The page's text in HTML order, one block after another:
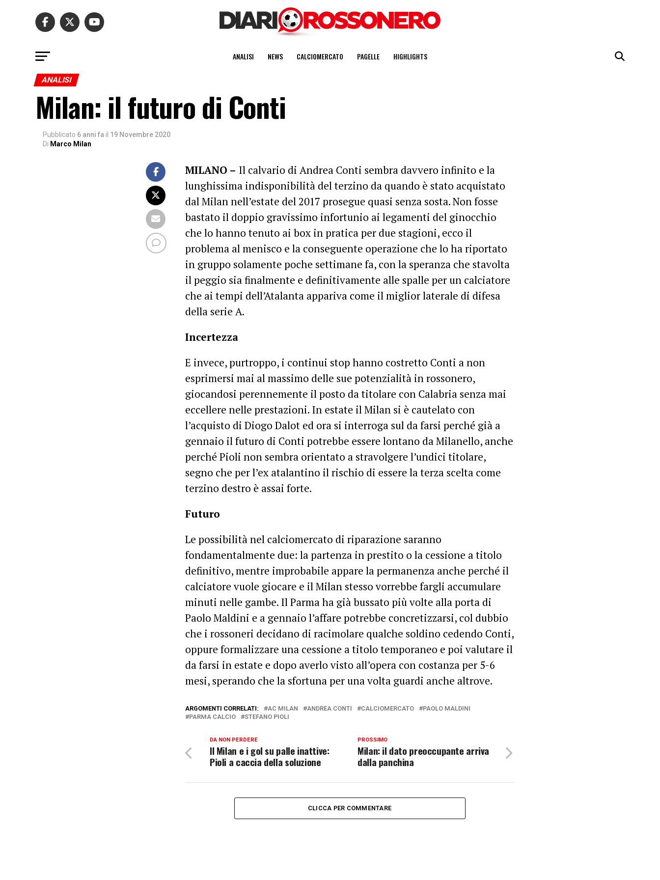
ANALISI NEWS CALCIOMERCATO PAGELLE HIGHLIGHTS
ANALISI
Milan: il futuro di Conti
Pubblicato 6 anni fa il 19 Novembre 2020
Di Marco Milan
MILANO – Il calvario di Andrea Conti sembra davvero infinito e la
lunghissima indisponibilità del terzino da quando è stato acquistato
dal Milan nell’estate del 2017 prosegue quasi senza sosta. Non fosse
bastato il doppio gravissimo infortunio ai legamenti del ginocchio
che lo hanno tenuto ai box in pratica per due stagioni, ecco il
problema al menisco e la conseguente operazione che lo ha riportato
in gruppo solamente poche settimane fa, con la speranza che stavolta
il peggio sia finalmente e definitivamente alle spalle per un calciatore
che ai tempi dell’Atalanta appariva come il miglior laterale di difesa
della serie A.
Incertezza
E invece, purtroppo, i continui stop hanno costretto Conti a non
esprimersi mai al massimo delle sue potenzialità in rossonero,
giocandosi perennemente il posto da titolare con Calabria senza mai
eccellere nelle prestazioni. In estate il Milan si è cautelato con
l’acquisto di Diogo Dalot ed ora si interroga sul da farsi perché già a
gennaio il futuro di Conti potrebbe essere lontano da Milanello, anche
perché Pioli non sembra orientato a stravolgere l’undici titolare,
segno che per l’ex atalantino il rischio di essere la terza scelta come
terzino destro è assai forte.
Futuro
Le possibilità nel calciomercato di riparazione saranno
fondamentalmente due: la partenza in prestito o la cessione a titolo
definitivo, mentre improbabile appare la permanenza anche perché il
calciatore vuole giocare e il Milan stesso vorrebbe fargli accumulare
minuti nelle gambe. Il Parma ha già bussato più volte alla porta di
Paolo Maldini e a gennaio l’affare potrebbe concretizzarsi, col dubbio
che i rossoneri decidano di racimolare qualche soldino cedendo Conti,
oppure formalizzare una cessione a titolo temporaneo e poi valutare il
da farsi in estate e dopo averlo visto all’opera con costanza per 5-6
mesi, sperando che la sfortuna per una volta guardi anche altrove.
ARGOMENTI CORRELATI: AC MILAN ANDREA CONTI CALCIOMERCATO
PAOLO MALDINI
PARMA CALCIO
STEFANO PIOLI
PROSSIMO
Milan: il dato preoccupante arriva
dalla panchina
DA NON PERDERE
Il Milan e i gol su palle inattive:
Pioli a caccia della soluzione
CLICCA PER COMMENTARE